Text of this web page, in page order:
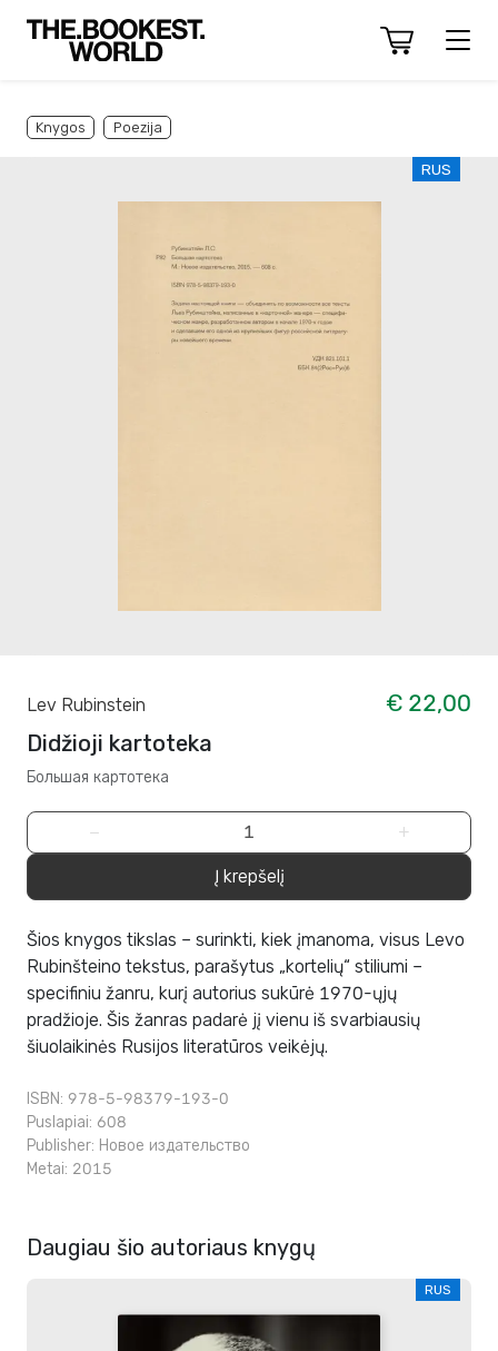
Knygos Poezija
RUS
Lev Rubinstein
€ 22,00
Didžioji kartoteka
Большая картотека
− +
Į krepšelį
Šios knygos tikslas – surinkti, kiek įmanoma, visus Levo
Rubinšteino tekstus, parašytus „kortelių“ stiliumi –
specifiniu žanru, kurį autorius sukūrė 1970-ųjų
pradžioje. Šis žanras padarė jį vienu iš svarbiausių
šiuolaikinės Rusijos literatūros veikėjų.
ISBN: 978-5-98379-193-0
Puslapiai: 608
Publisher: Новое издательство
Metai: 2015
Daugiau šio autoriaus knygų
RUS